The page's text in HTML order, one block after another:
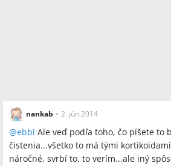
nankab • 2. jún 2014
@ebbi Ale veď podľa toho, čo píšete to
čistenia...všetko to má tými
náročné, svrbí to, to verím...ale iný